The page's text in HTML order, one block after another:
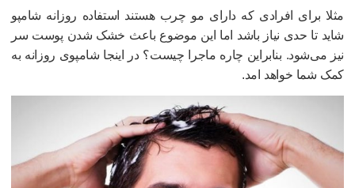
برای افرادی که دارای مو چرب هستند استفاده روزانه شامپو
تا حدی نیاز باشد اما این موضوع باعث خشک شدن پوست سر
می‌شود. بنابراین چاره ماجرا چیست؟ در اینجا شامپوی روزانه به
شما خواهد امد.